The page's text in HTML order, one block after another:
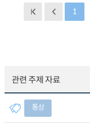
1
관련 주제 자료
통상